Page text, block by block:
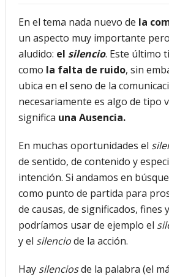
futuro “ilimitado” de la Inteligencia
¿Qué sabemos de los alimentos
¿Los 20 años de regalo? Parte II
(ACFIMAN)
Serie: Consciencia e Inteligencia
artículo: ¿Qué aporta la tradición
¿Los veinte años de regalo?
Nuevas noticias sobre las dietas
de cáncer
En el tema nada nuevo de la
un aspecto muy importante
aludido: el silencio. Este último
como la falta de ruido, sin
ubica en el seno de la
necesariamente es algo de tipo
significa una Ausencia.
En muchas oportunidades el
de sentido, de contenido y
intención. Si andamos en
como punto de partida para
de causas, de significados, fines
podríamos usar de ejemplo el
y el silenciode la acción.
Hay silenciosde la palabra (el